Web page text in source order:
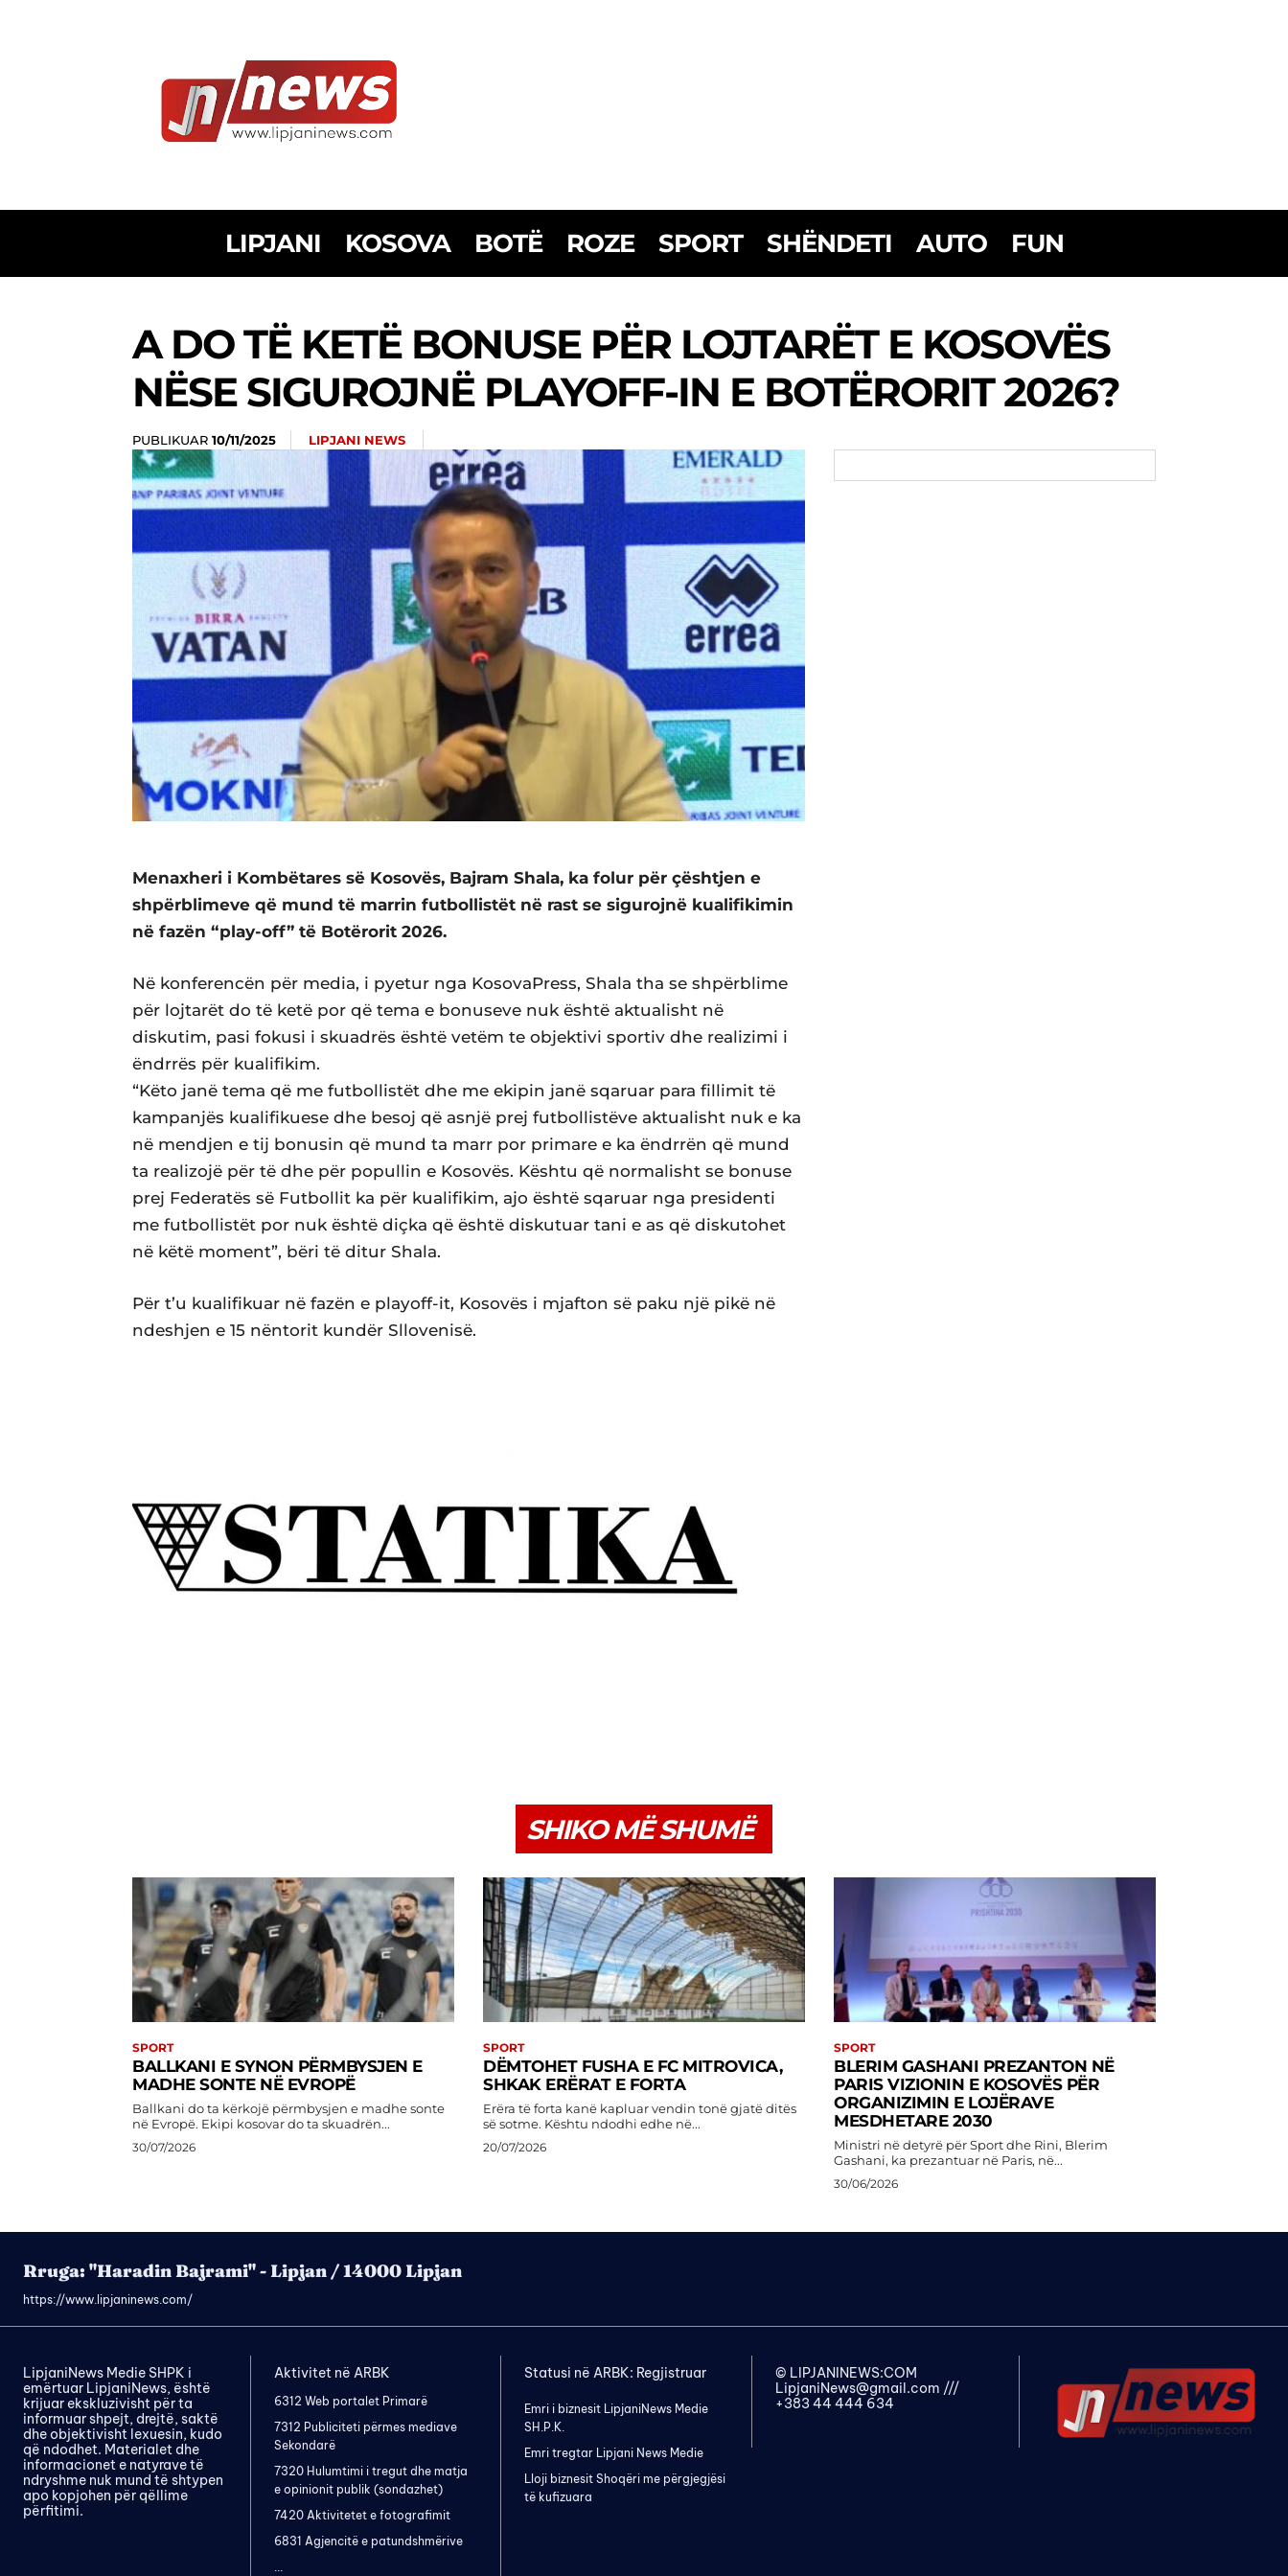
LIPJANI KOSOVA BOTË ROZE SPORT SHËNDETI AUTO FUN
A DO TË KETË BONUSE PËR LOJTARËT E KOSOVËS
NËSE SIGUROJNË PLAYOFF-IN E BOTËRORIT 2026?
PUBLIKUAR 10/11/2025 LIPJANI NEWS
Menaxheri i Kombëtares së Kosovës, Bajram Shala, ka folur për çështjen e
shpërblimeve që mund të marrin futbollistët në rast se sigurojnë kualifikimin
në fazën “play-off” të Botërorit 2026.
Në konferencën për media, i pyetur nga KosovaPress, Shala tha se shpërblime
për lojtarët do të ketë por që tema e bonuseve nuk është aktualisht në
diskutim, pasi fokusi i skuadrës është vetëm te objektivi sportiv dhe realizimi i
ëndrrës për kualifikim.
“Këto janë tema që me futbollistët dhe me ekipin janë sqaruar para fillimit të
kampanjës kualifikuese dhe besoj që asnjë prej futbollistëve aktualisht nuk e ka
në mendjen e tij bonusin që mund ta marr por primare e ka ëndrrën që mund
ta realizojë për të dhe për popullin e Kosovës. Kështu që normalisht se bonuse
prej Federatës së Futbollit ka për kualifikim, ajo është sqaruar nga presidenti
me futbollistët por nuk është diçka që është diskutuar tani e as që diskutohet
në këtë moment”, bëri të ditur Shala.
Për t’u kualifikuar në fazën e playoff-it, Kosovës i mjafton së paku një pikë në
ndeshjen e 15 nëntorit kundër Sllovenisë.
SHIKO MË SHUMË
SPORT
BALLKANI E SYNON PËRMBYSJEN E
MADHE SONTE NË EVROPË
Ballkani do ta kërkojë përmbysjen e madhe sonte
në Evropë. Ekipi kosovar do ta skuadrën...
30/07/2026
SPORT
DËMTOHET FUSHA E FC MITROVICA,
SHKAK ERËRAT E FORTA
Erëra të forta kanë kapluar vendin tonë gjatë ditës
së sotme. Kështu ndodhi edhe në...
20/07/2026
SPORT
BLERIM GASHANI PREZANTON NË
PARIS VIZIONIN E KOSOVËS PËR
ORGANIZIMIN E LOJËRAVE
MESDHETARE 2030
Ministri në detyrë për Sport dhe Rini, Blerim
Gashani, ka prezantuar në Paris, në...
30/06/2026
Rruga: "Haradin Bajrami" - Lipjan / 14000 Lipjan
https://www.lipjaninews.com/
LipjaniNews Medie SHPK i
emërtuar LipjaniNews, është
krijuar ekskluzivisht për ta
informuar shpejt, drejtë, saktë
dhe objektivisht lexuesin, kudo
që ndodhet. Materialet dhe
informacionet e natyrave të
ndryshme nuk mund të shtypen
apo kopjohen për qëllime
përfitimi.
Aktivitet në ARBK
6312 Web portalet Primarë
7312 Publiciteti përmes mediave
Sekondarë
7320 Hulumtimi i tregut dhe matja
e opinionit publik (sondazhet)
7420 Aktivitetet e fotografimit
6831 Agjencitë e patundshmërive
...
Statusi në ARBK: Regjistruar
Emri i biznesit LipjaniNews Medie
SH.P.K.
Emri tregtar Lipjani News Medie
Lloji biznesit Shoqëri me përgjegjësi
të kufizuara
© LIPJANINEWS:COM
LipjaniNews@gmail.com ///
+383 44 444 634